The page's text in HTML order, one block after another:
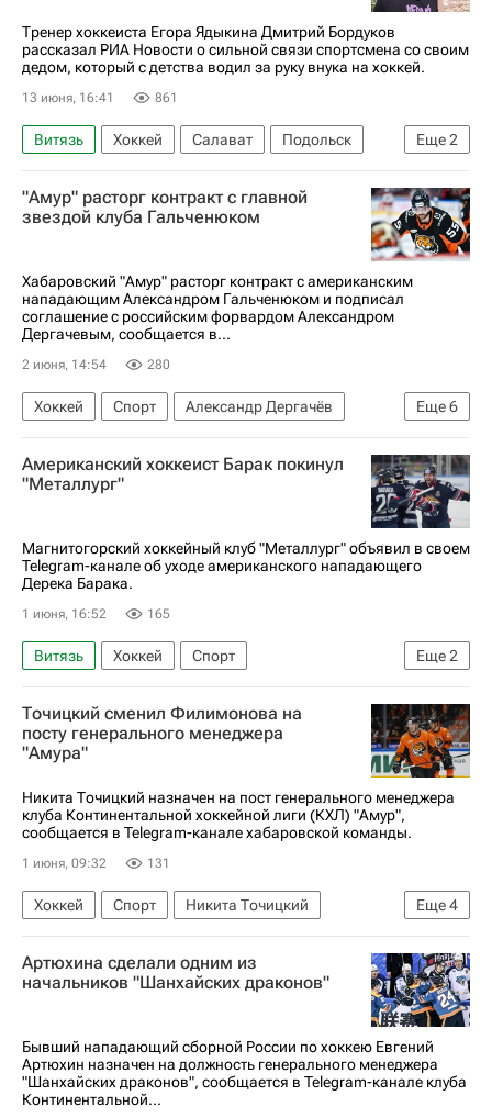
Тренер хоккеиста Егора Ядыкина Дмитрий Бордуков
рассказал РИА Новости о сильной связи спортсмена со своим
дедом, который с детства водил за руку внука на хоккей.
13 июня, 16:41 861
Еще2
Витязь Хоккей Салават
Подольск
Норильск
ВХЛ
"Амур" расторг контракт с главной
звездой клуба Гальченюком
Хабаровский "Амур" расторг контракт с американским
нападающим Александром Гальченюком и подписал
соглашение с российским форвардом Александром
Дергачевым, сообщается в...
2 июня, 14:54 280
Еще6
Хоккей Спорт
Александр Дергачёв
СКА (Санкт-Петербург)
Амур
Колорадо Эвеланш
Кирилл Слепец
Национальная хоккейная лига (НХЛ)
Американский хоккеист Барак покинул
"Металлург"
Магнитогорский хоккейный клуб "Металлург" объявил в своем
Telegram-канале об уходе американского нападающего
Дерека Барака.
1 июня, 16:52 165
Еще2
Витязь Хоккей
Спорт
Металлург (Магнитогорск)
КХЛ 2025-2026
Точицкий сменил Филимонова на
посту генерального менеджера
"Амура"
Никита Точицкий назначен на пост генерального менеджера
клуба Континентальной хоккейной лиги (КХЛ) "Амур",
сообщается в Telegram-канале хабаровской команды.
1 июня, 09:32 131
Еще4
Хоккей Спорт
Никита Точицкий
Дмитрий Лугин
Амур
Адмирал
КХЛ 2025-2026
Артюхина сделали одним из
начальников "Шанхайских драконов"
Бывший нападающий сборной России по хоккею Евгений
Артюхин назначен на должность генерального менеджера
"Шанхайских драконов", сообщается в Telegram-канале клуба
Континентальной...